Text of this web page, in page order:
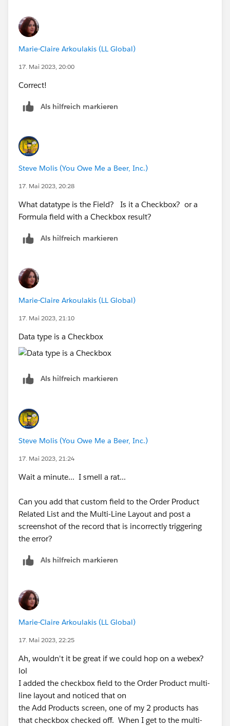
Marie-Claire Arkoulakis (LL Global)
17. Mai 2023, 20:00
Correct!
Als hilfreich markieren
Steve Molis (You Owe Me a Beer, Inc.)
17. Mai 2023, 20:28
What datatype is the Field? Is it a Checkbox? or a
Formula field with a Checkbox result?
Als hilfreich markieren
Marie-Claire Arkoulakis (LL Global)
17. Mai 2023, 21:10
Data type is a Checkbox
Als hilfreich markieren
Steve Molis (You Owe Me a Beer, Inc.)
17. Mai 2023, 21:24
Wait a minute... I smell a rat...
Can you add that custom field to the Order Product
Related List and the Multi-Line Layout and post a
screenshot of the record that is incorrectly triggering
the error?
Als hilfreich markieren
Marie-Claire Arkoulakis (LL Global)
17. Mai 2023, 22:25
Ah, wouldn't it be great if we could hop on a webex?
lol
I added the checkbox field to the Order Product multi-
line layout and noticed that on
the Add Products screen, one of my 2 products has
that checkbox checked off. When I get to the multi-